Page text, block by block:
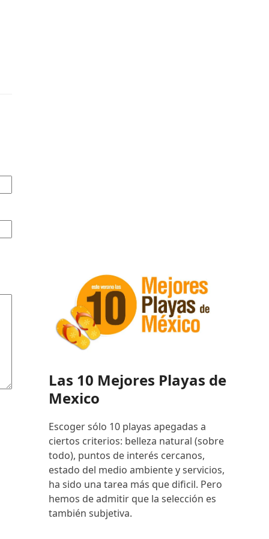
Las 10 Mejores Playas de
Mexico
Escoger sólo 10 playas apegadas a
ciertos criterios: belleza natural (sobre
todo), puntos de interés cercanos,
estado del medio ambiente y servicios,
ha sido una tarea más que dificil. Pero
hemos de admitir que la selección es
también subjetiva.